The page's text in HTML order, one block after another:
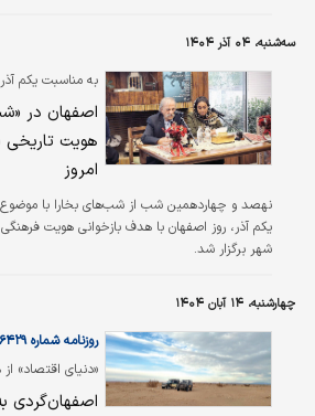
تهدید کرده و به
سه‌شنبه، ۰۴ آذر ۱۴۰۴
به مناسبت یکم
اصفهان در
هویت تاریخی
امروز
نهصد و چهاردهمین شب از شب‌های بخارا با
یکم آذر، روز اصفهان با هدف بازخوانی هویت
شهر برگزار شد.
چهارشنبه، ۱۴ آبان ۱۴۰۴
«دنیای اقتصاد»
کویر و جنگل
روزنامه شماره ۶۴۲۹
اصفهان‌گردی